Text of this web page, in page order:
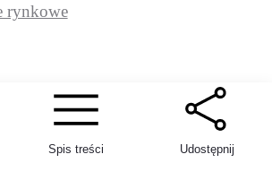
rynkowe
Spis treści Udostępnij